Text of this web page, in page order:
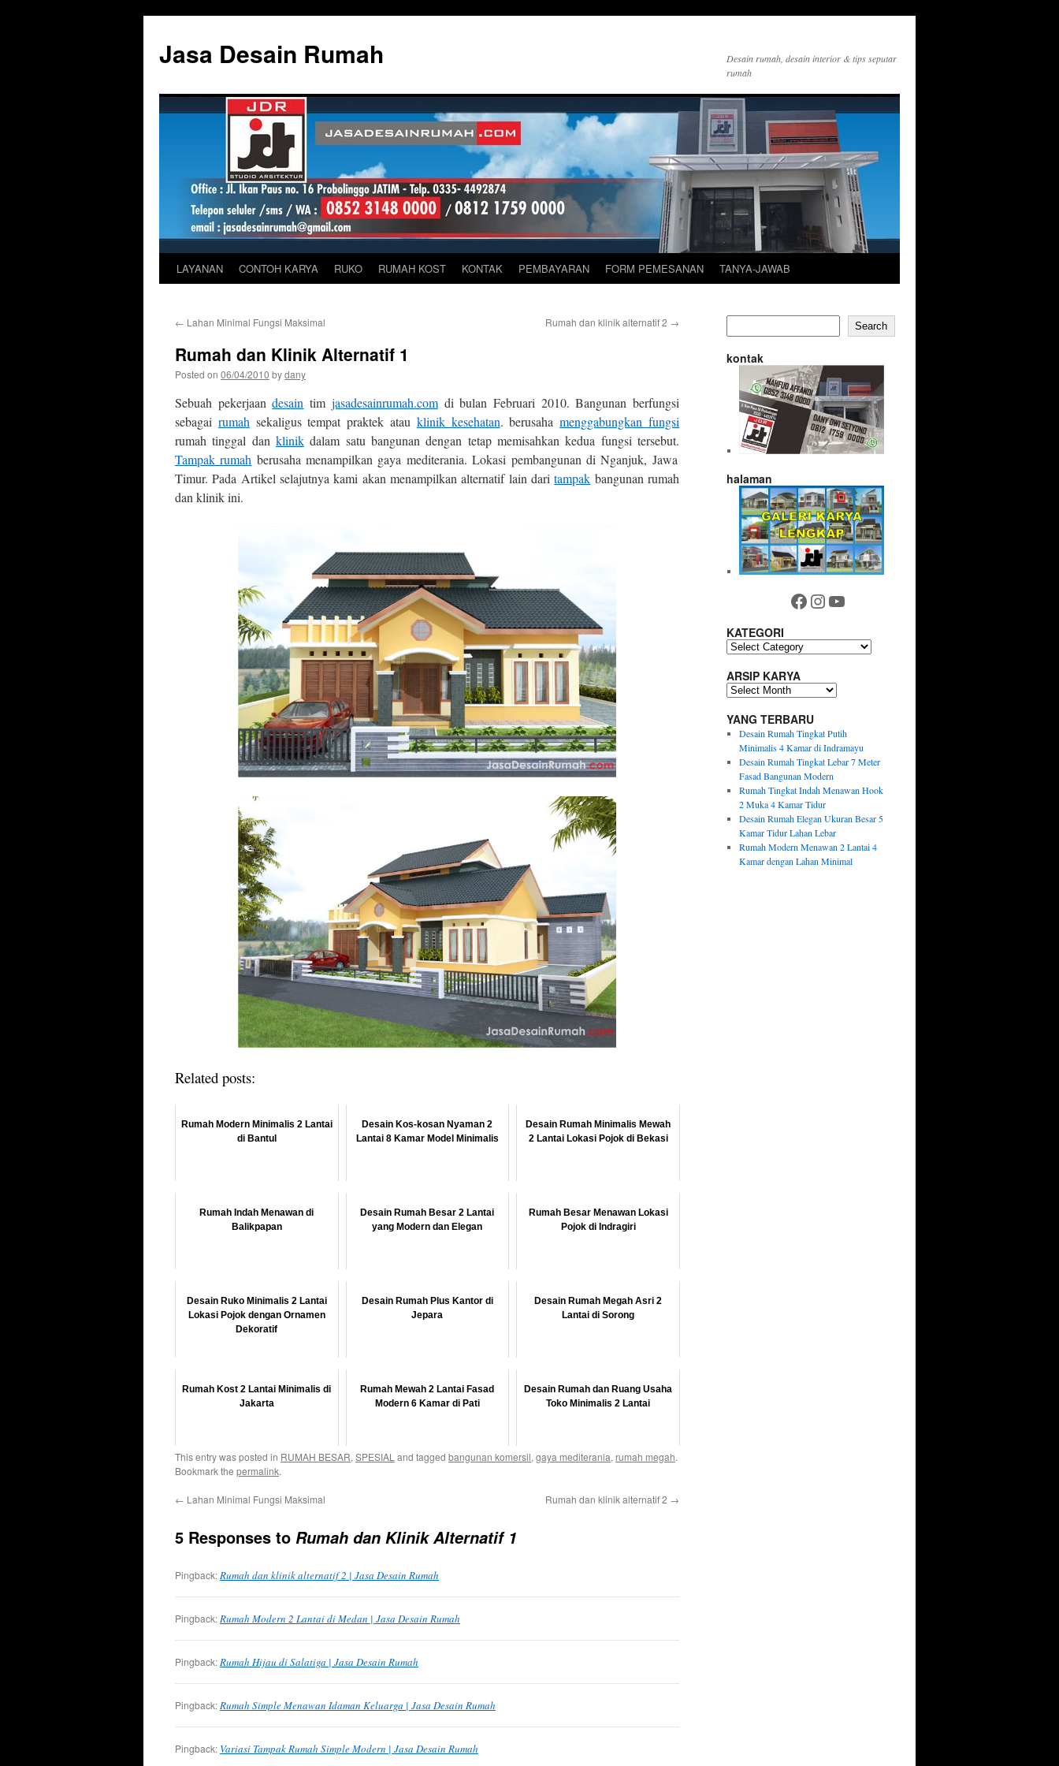
content
Jasa Desain Rumah
Desain rumah, desain interior & tips seputar
rumah
LAYANAN CONTOH KARYA RUKO RUMAH KOST KONTAK PEMBAYARAN FORM PEMESANAN TANYA-JAWAB
← Lahan Minimal Fungsi Maksimal Rumah dan klinik alternatif 2 →
Rumah dan Klinik Alternatif 1
Posted on 06/04/2010 bydany
Sebuah pekerjaandesain tim jasadesainrumah.comdi bulan Februari 2010. Bangunan berfungsi
sebagai rumah sekaligus tempat praktek atau klinik kesehatan. berusahamenggabungkan fungsi
rumah tinggal dan klinik dalam satu bangunan dengan tetap memisahkan kedua fungsi tersebut.
Tampak rumah berusaha menampilkan gaya mediterania. Lokasi pembangunan di Nganjuk, Jawa
Timur. Pada Artikel selajutnya kami akan menampilkan alternatif lain daritampak bangunan rumah
dan klinik ini.
Related posts:
Rumah Modern Minimalis 2 Lantai
di Bantul
Desain Kos-kosan Nyaman 2
Lantai 8 Kamar Model Minimalis
Desain Rumah Minimalis Mewah
2 Lantai Lokasi Pojok di Bekasi
Rumah Indah Menawan di
Balikpapan
Desain Rumah Besar 2 Lantai
yang Modern dan Elegan
Rumah Besar Menawan Lokasi
Pojok di Indragiri
Desain Ruko Minimalis 2 Lantai
Lokasi Pojok dengan Ornamen
Dekoratif
Desain Rumah Plus Kantor di
Jepara
Desain Rumah Megah Asri 2
Lantai di Sorong
Rumah Kost 2 Lantai Minimalis di
Jakarta
Rumah Mewah 2 Lantai Fasad
Modern 6 Kamar di Pati
Desain Rumah dan Ruang Usaha
Toko Minimalis 2 Lantai
This entry was posted in RUMAH BESAR, SPESIAL and tagged bangunan komersil, gaya mediterania, rumah megah.
Bookmark the permalink.
← Lahan Minimal Fungsi Maksimal Rumah dan klinik alternatif 2 →
5 Responses to Rumah dan Klinik Alternatif 1
Pingback:Rumah dan klinik alternatif 2 | Jasa Desain Rumah
Pingback:Rumah Modern 2 Lantai di Medan | Jasa Desain Rumah
Pingback:Rumah Hijau di Salatiga | Jasa Desain Rumah
Pingback:Rumah Simple Menawan Idaman Keluarga | Jasa Desain Rumah
Pingback: Variasi Tampak Rumah Simple Modern | Jasa Desain Rumah
Search
kontak
halaman
Facebook
Instagram
YouTube
KATEGORI
KATEGORI
ARSIP KARYA
ARSIP
YANG TERBARU
Desain Rumah Tingkat Putih
Minimalis 4 Kamar di Indramayu
Desain Rumah Tingkat Lebar 7 Meter
Fasad Bangunan Modern
Rumah Tingkat Indah Menawan Hook
2 Muka 4 Kamar Tidur
Desain Rumah Elegan Ukuran Besar 5
Kamar Tidur Lahan Lebar
Rumah Modern Menawan 2 Lantai 4
Kamar dengan Lahan Minimal